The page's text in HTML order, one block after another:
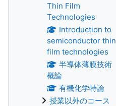
Thin Film
Technologies
Introduction to
semiconductor thin
film technologies
半導体薄膜技術
概論
有機化学特論
授業以外のコース